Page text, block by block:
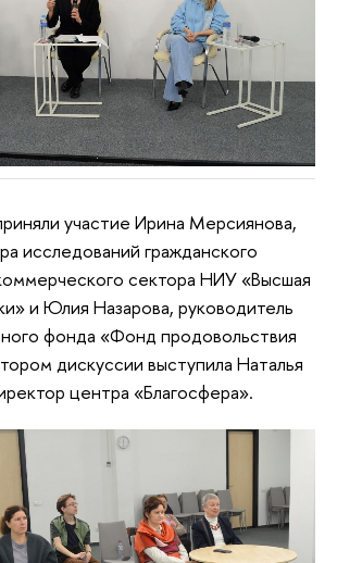
участие Ирина Мерсиянова,
исследований гражданского
сектора НИУ «Высшая
и Юлия Назарова, руководитель
фонда «Фонд продовольствия
дискуссии выступила Наталья
центра «Благосфера».